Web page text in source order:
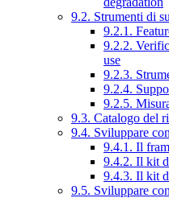
9.2. Strumenti di
9.2.1.
9.2.2.
use
9.2.3.
9.2.4.
9.2.5.
9.3. Catalogo del
9.4. Sviluppare
9.4.1. Il
9.4.2. Il kit
9.4.3. Il kit
9.5. Sviluppare